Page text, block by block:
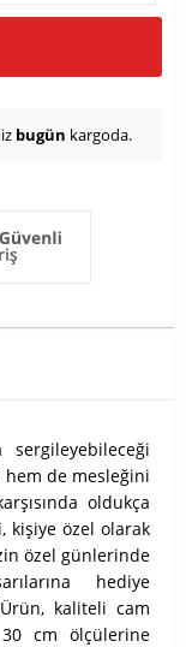
bugün kargoda.
de mesleğini
oldukça
kişiye özel olarak
özel günlerinde
hediye
kaliteli cam
30 cm ölçülerine